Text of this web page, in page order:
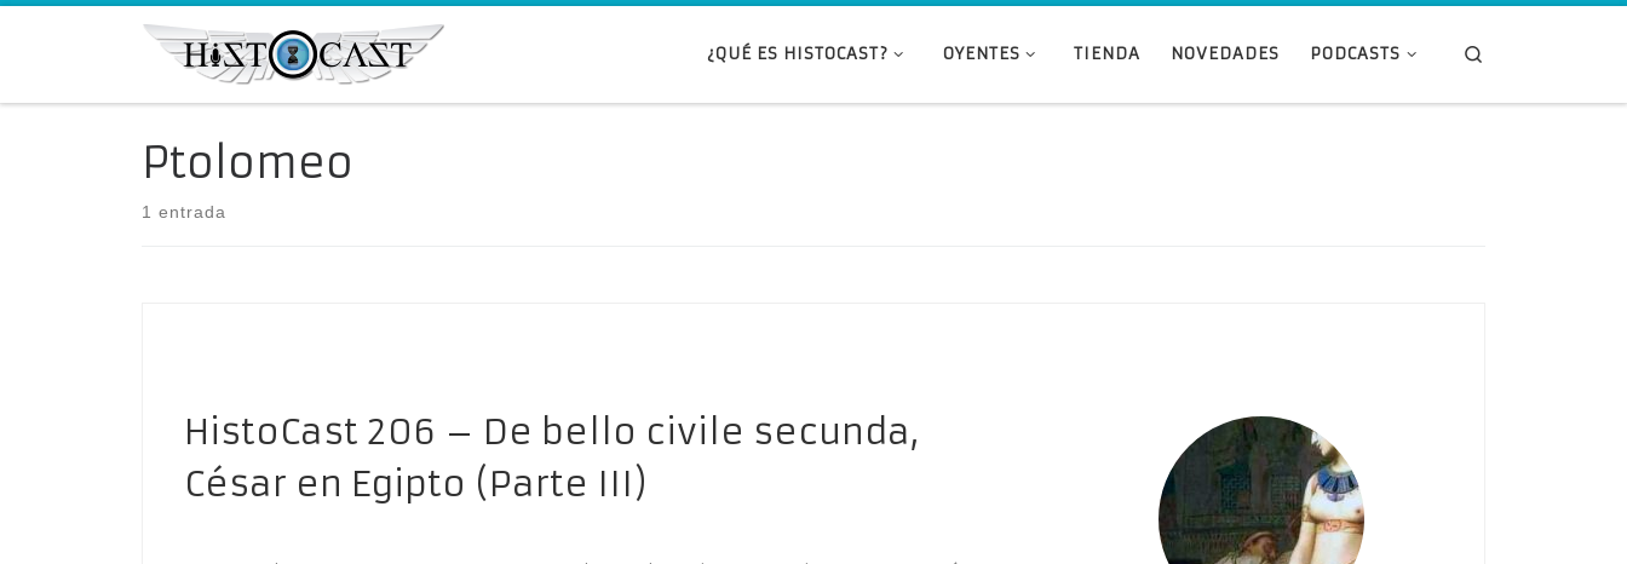
Saltar al contenido
¿QUÉ ES HISTOCAST? OYENTES TIENDA NOVEDADES PODCASTS
Ptolomeo
1 entrada
HistoCast 206 – De bello civile secunda,
César en Egipto (Parte III)